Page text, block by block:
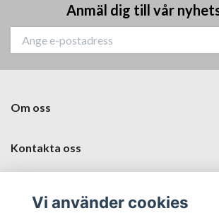
Anmäl dig till vår
Om oss
Kontakta oss
Vi använder cookies